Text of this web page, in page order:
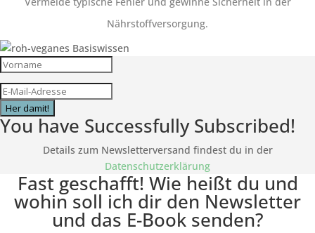
Nährstoffversorgung.
Her damit!
You have Successfully Subscribed!
Details zum Newsletterversand findest du in der
Datenschutzerklärung
Fast geschafft! Wie heißt du und
wohin soll ich dir den Newsletter
und das E-Book senden?